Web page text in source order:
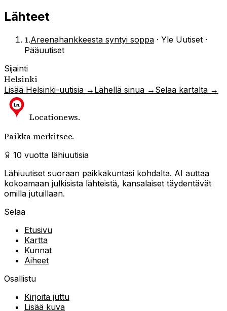
Lähteet
1.Areena­hankkeesta syntyi soppa· Yle Uutiset ·
Pääuutiset
Sijainti
Helsinki
Lisää Helsinki-uutisia → Lähellä sinua → Selaa kartalta →
Locationews.
Paikka merkitsee.
10 vuotta lähiuutisia
Lähiuutiset suoraan paikkakuntasi kohdalta. AI auttaa
kokoamaan julkisista lähteistä, kansalaiset täydentävät
omilla jutuillaan.
Selaa
Etusivu
Kartta
Kunnat
Aiheet
Osallistu
Kirjoita juttu
Lisää kuva